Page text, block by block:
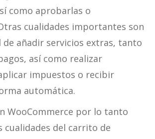
como aprobarlas o
cualidades importantes son
de añadir servicios extras, tanto
así como realizar
impuestos o recibir
automática.
WooCommerce por lo tanto
cualidades del carrito de